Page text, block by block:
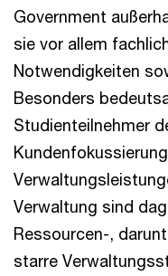
Government
sie vor allem
Notwendigkeiten
Besonders
Studienteilnehmer
Verwaltung sind
Ressourcen-,
starre